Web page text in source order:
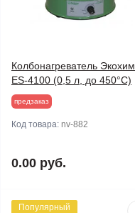
Колбонагреватель Экохим
ES-4100 (0,5 л, до 450°C)
предзаказ
Код товара: nv-882
0.00 руб.
Популярный